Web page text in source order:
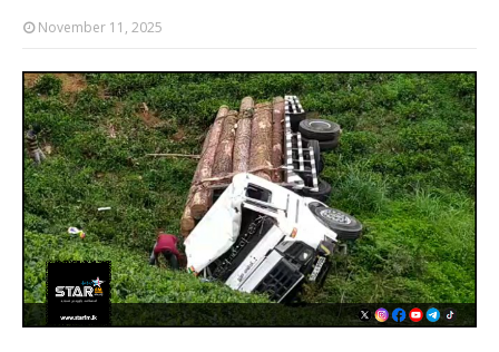
November 11, 2025